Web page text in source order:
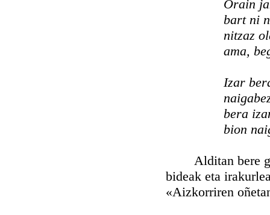
Orain
bart ni
nitzaz
ama,
Izar
bera
bion
Alditan bere
bideak eta
«Aizkorriren